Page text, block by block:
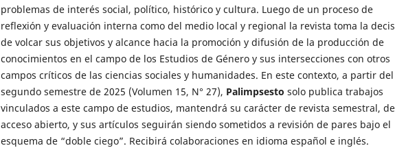
problemas de interés social, político, histórico y cultura. Luego de un proceso de
reflexión y evaluación interna como del medio local y regional la revista toma la
de volcar sus objetivos y alcance hacia la promoción y difusión de la producción de
conocimientos en el campo de los Estudios de Género y sus intersecciones con otros
campos críticos de las ciencias sociales y humanidades. En este contexto, a partir del
segundo semestre de 2025 (Volumen 15, N° 27), Palimpsesto solo publica trabajos
vinculados a este campo de estudios, mantendrá su carácter de revista semestral, de
acceso abierto, y sus artículos seguirán siendo sometidos a revisión de pares bajo el
esquema de “doble ciego”. Recibirá colaboraciones en idioma español e inglés.